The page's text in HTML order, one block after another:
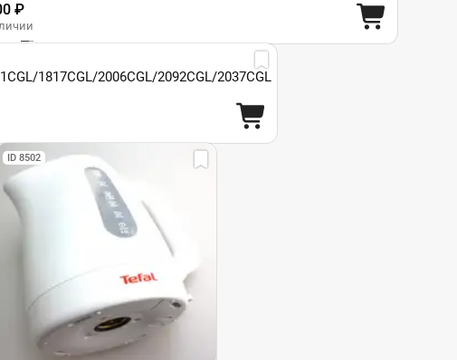
₽
1817CGL/2006CGL/2092CGL/2037CGL
ID 8502